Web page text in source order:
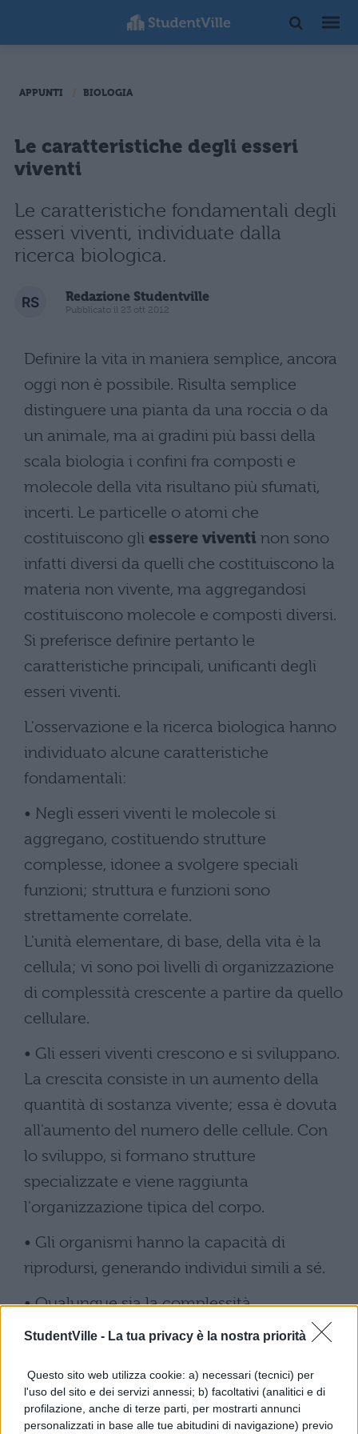
StudentVille - La tua privacy è la nostra priorità
Questo sito web utilizza cookie: a) necessari (tecnici) per
l'uso del sito e dei servizi annessi; b) facoltativi (analitici e di
profilazione, anche di terze parti, per mostrarti annunci
personalizzati in base alle tue abitudini di navigazione) previo
APPUNTI BIOLOGIA
Le caratteristiche degli esseri
viventi
Le caratteristiche fondamentali degli
esseri viventi, individuate dalla
ricerca biologica.
Redazione Studentville
Pubblicato il 23 ott 2012
Definire la vita in maniera semplice, ancora
oggi non è possibile. Risulta semplice
distinguere una pianta da una roccia o da
un animale, ma ai gradini più bassi della
scala biologia i confini fra composti e
molecole della vita risultano più sfumati,
incerti. Le particelle o atomi che
costituiscono gli essere viventi non sono
infatti diversi da quelli che costituiscono la
materia non vivente, ma aggregandosi
costituiscono molecole e composti diversi.
Si preferisce definire pertanto le
caratteristiche principali, unificanti degli
esseri viventi.
L'osservazione e la ricerca biologica hanno
individuato alcune caratteristiche
fondamentali:
• Negli esseri viventi le molecole si
aggregano, costituendo strutture
complesse, idonee a svolgere speciali
funzioni; struttura e funzioni sono
strettamente correlate.
L'unità elementare, di base, della vita è la
cellula; vi sono poi livelli di organizzazione
di complessità crescente a partire da quello
cellulare.
• Gli esseri viventi crescono e si sviluppano.
La crescita consiste in un aumento della
quantità di sostanza vivente; essa è dovuta
all'aumento del numero delle cellule. Con
lo sviluppo, si formano strutture
specializzate e viene raggiunta
l'organizzazione tipica del corpo.
• Gli organismi hanno la capacità di
riprodursi, generando individui simili a sé.
• Qualunque sia la complessità
dell'organizzazione, questa è caratteristica
viene trasmessa nella discendenza di
generazione in generazione.